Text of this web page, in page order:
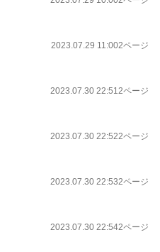
2023.07.29 11:002ページ
2023.07.30 22:512ページ
2023.07.30 22:522ページ
2023.07.30 22:532ページ
2023.07.30 22:542ページ